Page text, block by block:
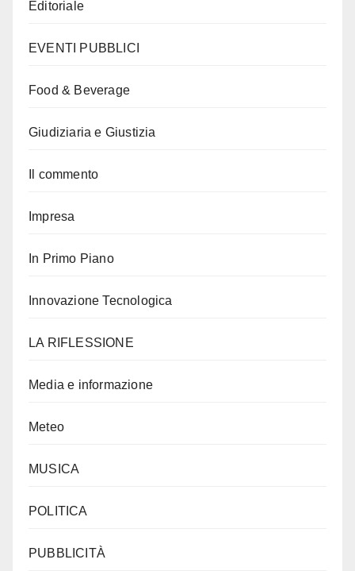
Editoriale
EVENTI PUBBLICI
Food & Beverage
Giudiziaria e Giustizia
Il commento
Impresa
In Primo Piano
Innovazione Tecnologica
LA RIFLESSIONE
Media e informazione
Meteo
MUSICA
POLITICA
PUBBLICITÀ